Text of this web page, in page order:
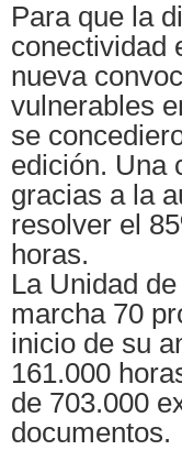
Para que la
conectividad
nueva
vulnerables
se
edición. Una
gracias a la
resolver el
horas.
La Unidad
marcha 70
inicio de su
161.000
de 703.000
documentos.